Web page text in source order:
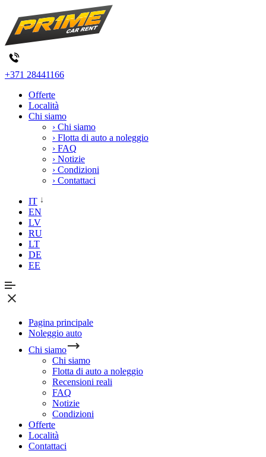
+371 28441166
Offerte
Località
Chi siamo
› Chi siamo
› Flotta di auto a noleggio
› FAQ
› Notizie
› Condizioni
› Contattaci
IT
EN
LV
RU
LT
DE
EE
Pagina principale
Noleggio auto
Chi siamo
Chi siamo
Flotta di auto a noleggio
Recensioni reali
FAQ
Notizie
Condizioni
Offerte
Località
Contattaci